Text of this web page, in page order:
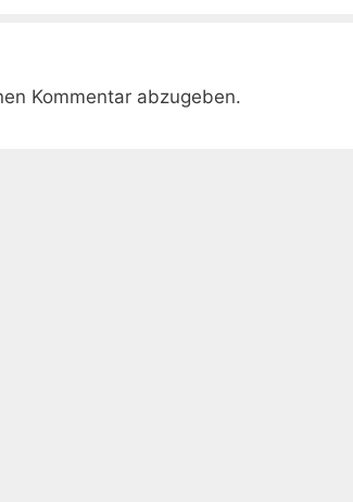
Kommentar abzugeben.